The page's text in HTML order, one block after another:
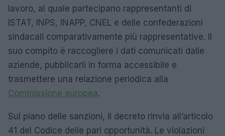
lavoro, al quale partecipano rappresentanti di
ISTAT, INPS, INAPP, CNEL e delle confederazioni
sindacali comparativamente più rappresentative. Il
suo compito è raccogliere i dati comunicati dalle
aziende, pubblicarli in forma accessibile e
trasmettere una relazione periodica alla
Commissione europea.
Sul piano delle sanzioni, il decreto rinvia all’articolo
41 del Codice delle pari opportunità. Le violazioni